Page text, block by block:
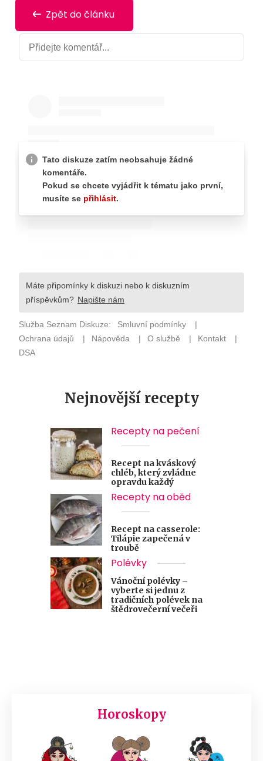
Zpět do článku
Nejnovější recepty
Recepty na pečení
Recept na kváskový
chléb, který zvládne
opravdu každý
Recepty na oběd
Recept na casserole:
Tilápie zapečená v
troubě
Polévky
Vánoční polévky –
vyberte si jednu z
tradičních polévek na
štědrovečerní večeři
Horoskopy